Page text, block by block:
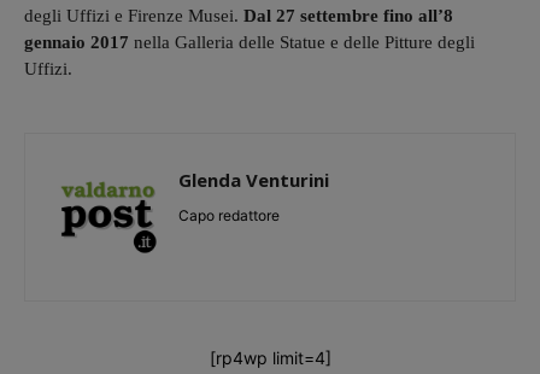
degli Uffizi e Firenze Musei. Dal 27 settembre fino all’8
gennaio 2017 nella Galleria delle Statue e delle Pitture degli
Uffizi.
Glenda Venturini
Capo redattore
[rp4wp limit=4]